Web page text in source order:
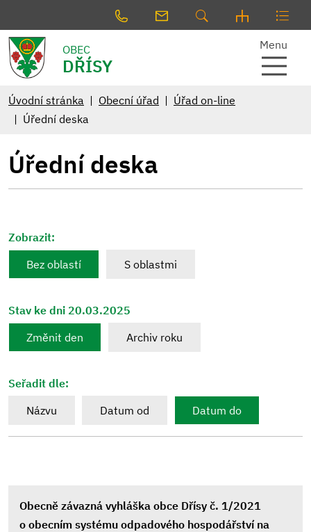
OBEC
DŘÍSY
Menu
Úvodní stránka Obecní úřad
Úřad on-line
Úřední deska
Úřední deska
Zobrazit:
Bez oblastí
S oblastmi
Stav ke dni 20.03.2025
Změnit den
Archiv roku
Seřadit dle:
Názvu
Datum od Datum do
Obecně závazná vyhláška obce Dřísy č. 1/2021
o obecním systému odpadového hospodářství na